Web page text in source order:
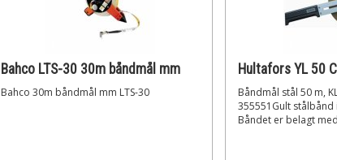
Bahco LTS-30 30m båndmål mm
Bahco 30m båndmål mm LTS-30
Båndmål stål 50 m,
355551Gult
Båndet er belagt